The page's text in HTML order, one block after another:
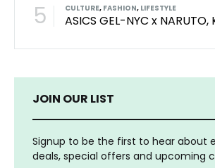
5 CULTURE, FASHION, LIFESTYLE
JOIN OUR LIST
Signup to be the first to hear about
deals, special offers and upcoming